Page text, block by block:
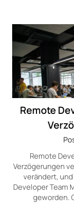
Remote
Remote
Verzögerungen
verändert,
Developer Team
geworden.